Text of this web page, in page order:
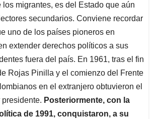
los migrantes, es del Estado que aún
secundarios. Conviene recordar
uno de los países pioneros en
extender derechos políticos a sus
fuera del país. En 1961, tras el fin
Rojas Pinilla y el comienzo del Frente
en el extranjero obtuvieron el
Posteriormente, con la
de 1991, conquistaron, a su